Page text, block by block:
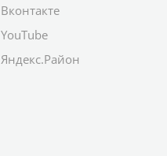
Вконтакте
YouTube
Яндекс.Район